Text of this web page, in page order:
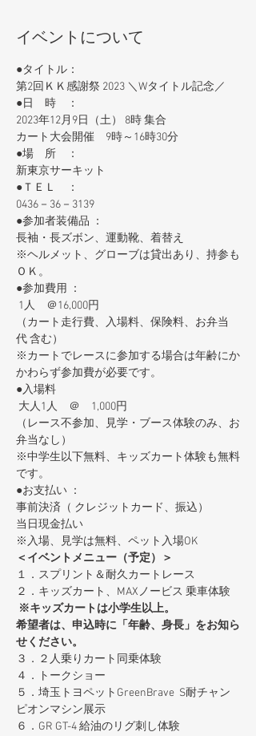
イベントについて
●タイトル：
第2回ＫＫ感謝祭 2023 ＼Wタイトル記念／
●日　時　：
2023年12月9日（土） 8時 集合
カート大会開催　9時～16時30分
●場　所　：
新東京サーキット
●ＴＥＬ　：
0436－36－3139
●参加者装備品 ：
長袖・長ズボン、運動靴、着替え
※ヘルメット、グローブは貸出あり、持参も
ＯＫ。
●参加費用 ：
1人　＠16,000円
（カート走行費、入場料、保険料、お弁当
代 含む）
※カートでレースに参加する場合は年齢にか
かわらず参加費が必要です。
●入場料
大人1人　＠　1,000円
（レース不参加、見学・ブース体験のみ、お
弁当なし）
※中学生以下無料、キッズカート体験も無料
です。
●お支払い ：
事前決済（ クレジットカード、振込）
当日現金払い
※入場、見学は無料、ペット入場OK
＜イベントメニュー（予定）＞
１．スプリント＆耐久カートレース
２．キッズカート、MAXノービス 乗車体験
※キッズカートは小学生以上。
希望者は、申込時に「年齢、身長」をお知ら
せください。
３．２人乗りカート同乗体験
４．トークショー
５．埼玉トヨペットGreenBrave  S耐チャン
ピオンマシン展示
６．GR GT-4 給油のリグ刺し体験